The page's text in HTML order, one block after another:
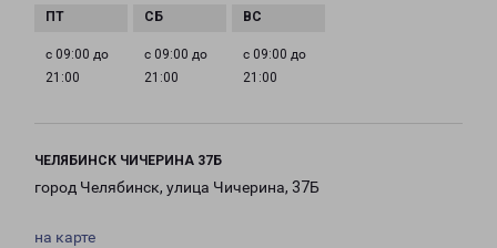
с 09:00 до
21:00
с 09:00 до
21:00
с 09:00 до
21:00
ЧЕЛЯБИНСК ЧИЧЕРИНА 37Б
город Челябинск, улица Чичерина, 37Б
на карте